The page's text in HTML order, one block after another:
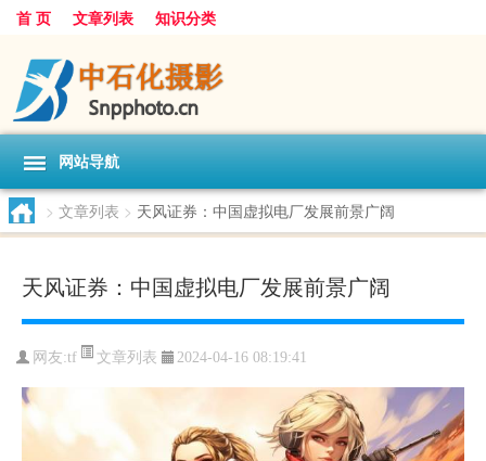
首 页 文章列表 知识分类
网站导航
> 文章列表 > 天风证券：中国虚拟电厂发展前景广阔
天风证券：中国虚拟电厂发展前景广阔
网友:tf 文章列表 2024-04-16 08:19:41